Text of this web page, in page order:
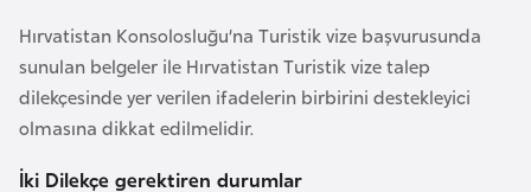
Hırvatistan Konsolosluğu’na Turistik vize başvurusunda
sunulan belgeler ile Hırvatistan Turistik vize talep
dilekçesinde yer verilen ifadelerin birbirini destekleyici
olmasına dikkat edilmelidir.
İki Dilekçe gerektiren durumlar
B
a
n
g